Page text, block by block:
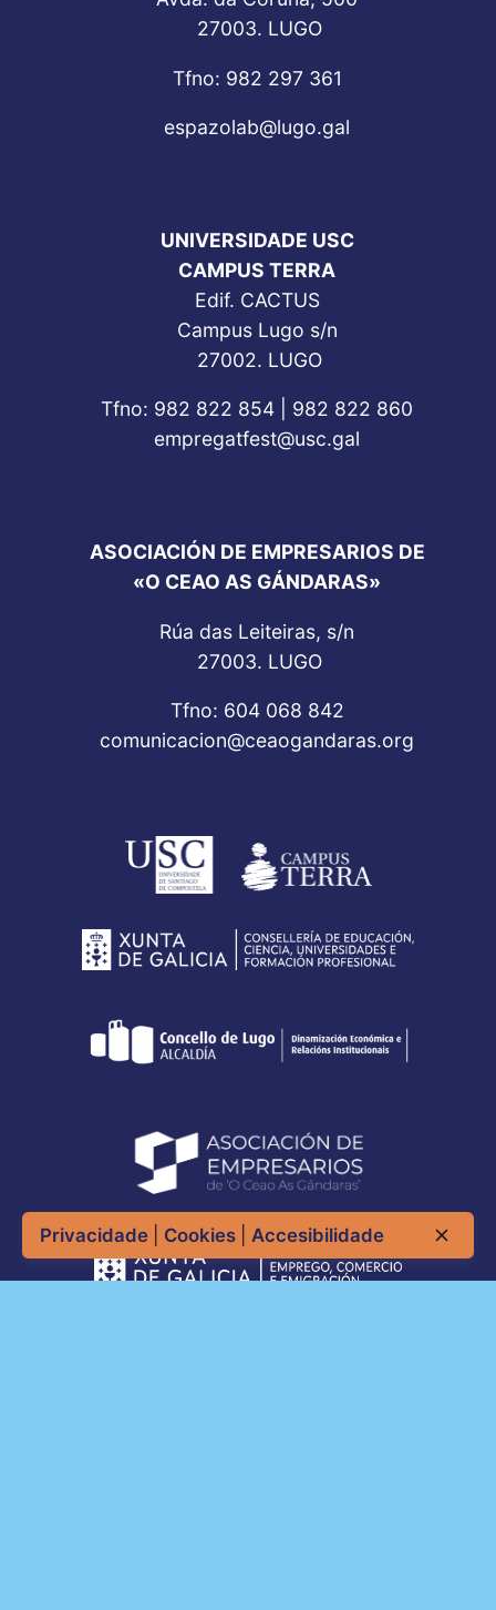
27003. LUGO
Tfno: 982 297 361
espazolab@lugo.gal
UNIVERSIDADE USC
CAMPUS TERRA
Edif. CACTUS
Campus Lugo s/n
27002. LUGO
Tfno: 982 822 854 | 982 822 860
empregatfest@usc.gal
ASOCIACIÓN DE EMPRESARIOS DE
«O CEAO AS GÁNDARAS»
Rúa das Leiteiras, s/n
27003. LUGO
Tfno: 604 068 842
comunicacion@ceaogandaras.org
Privacidade Cookies Accesibilidade